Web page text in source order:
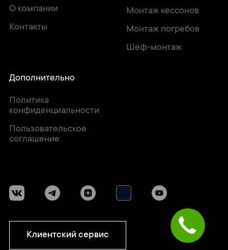
О компании
Контакты
Монтаж кессонов
Монтаж погребов
Шеф-монтаж
Дополнительно
Политика
конфиденциальности
Пользовательское
соглашение
Клиентский сервис